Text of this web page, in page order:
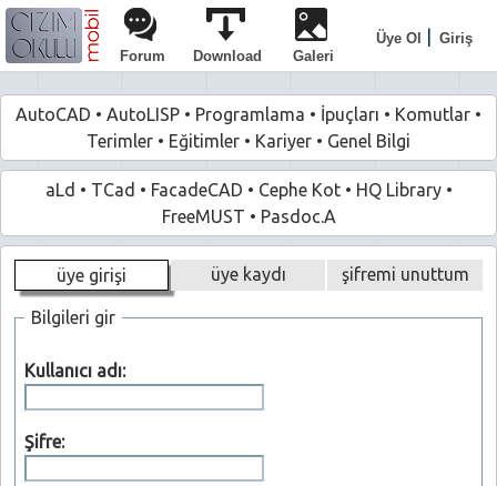
Üye Ol
Giriş
Forum
Download Galeri
AutoCAD • AutoLISP • Programlama • İpuçları • Komutlar •
Terimler • Eğitimler • Kariyer • Genel Bilgi
aLd • TCad • FacadeCAD • Cephe Kot• HQ Library•
FreeMUST • Pasdoc.A
üye girişi üye kaydı şifremi unuttum
Bilgileri gir
Kullanıcı adı:
Şifre: